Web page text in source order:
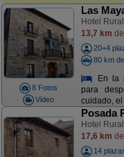
8 Fotos
Video
Las
Hotel
13,7 km
20+4
80 km
En la
para
cuidado,
Posada
Hotel
17,6 km
14